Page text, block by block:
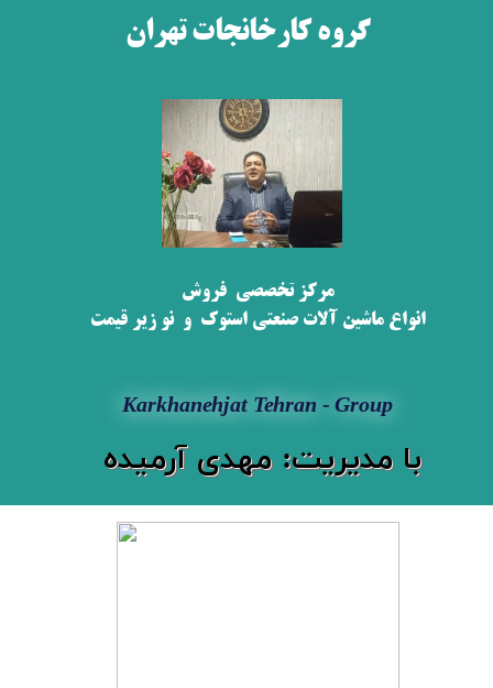
​​​Karkhanehjat Tehran - Group
مرکز تخصصی فروش
انواع ماشین آلات صنعتی استوک و نو زیر قیمت
​​گروه کارخانجات تهران
​با مدیریت: مهدی آرمیده